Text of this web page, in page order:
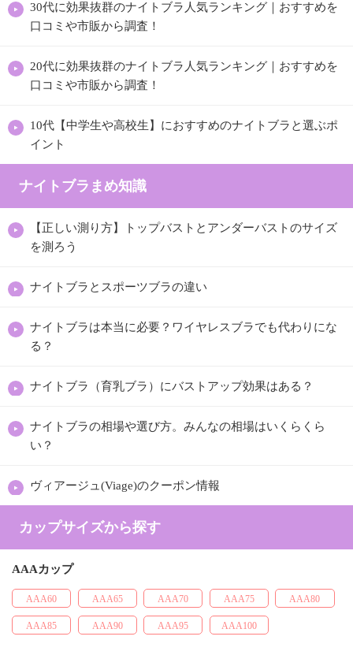
30代に効果抜群のナイトブラ人気ランキング｜おすすめを
口コミや市販から調査！
20代に効果抜群のナイトブラ人気ランキング｜おすすめを
口コミや市販から調査！
10代【中学生や高校生】におすすめのナイトブラと選ぶポ
イント
ナイトブラまめ知識
【正しい測り方】トップバストとアンダーバストのサイズ
を測ろう
ナイトブラとスポーツブラの違い
ナイトブラは本当に必要？ワイヤレスブラでも代わりにな
る？
ナイトブラ（育乳ブラ）にバストアップ効果はある？
ナイトブラの相場や選び方。みんなの相場はいくらくら
い？
ヴィアージュ(Viage)のクーポン情報
カップサイズから探す
AAAカップ
AAA60 AAA65 AAA70 AAA75 AAA80
AAA85 AAA90 AAA95 AAA100